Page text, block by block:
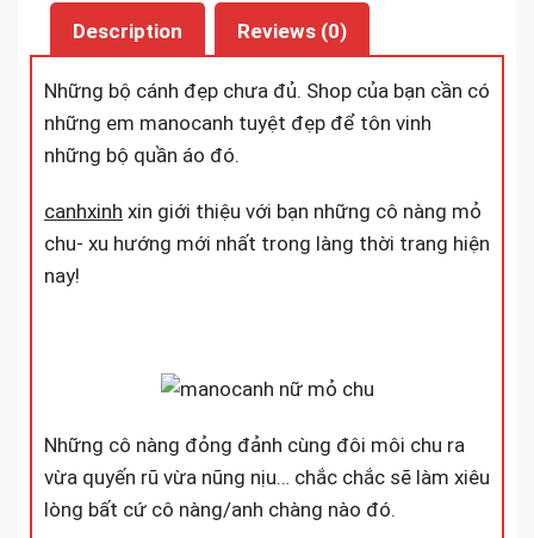
Description Reviews (0)
Những bộ cánh đẹp chưa đủ. Shop của bạn cần có
những em manocanh tuyệt đẹp để tôn vinh
những bộ quần áo đó.
canhxinh xin giới thiệu với bạn những cô nàng mỏ
chu- xu hướng mới nhất trong làng thời trang hiện
nay!
Những cô nàng đỏng đảnh cùng đôi môi chu ra
vừa quyến rũ vừa nũng nịu… chắc chắc sẽ làm xiêu
lòng bất cứ cô nàng/anh chàng nào đó.